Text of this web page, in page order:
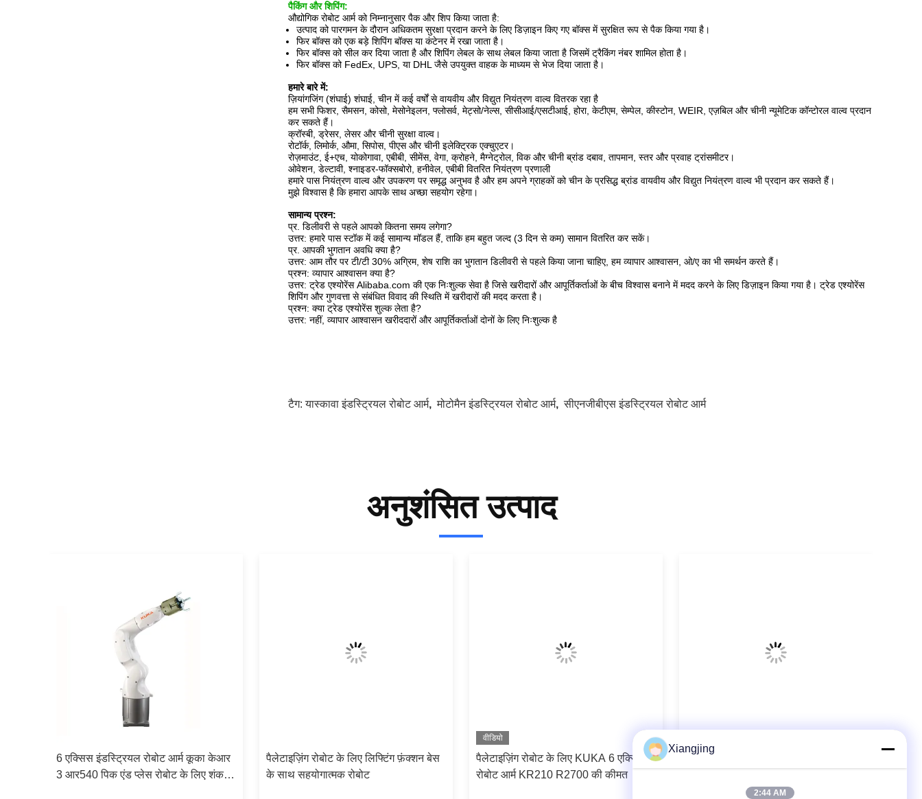
पैकिंग और शिपिंग:
औद्योगिक रोबोट आर्म को निम्नानुसार पैक और शिप किया जाता है:
उत्पाद को पारगमन के दौरान अधिकतम सुरक्षा प्रदान करने के लिए डिज़ाइन किए गए बॉक्स में सुरक्षित रूप से पैक किया गया है।
फिर बॉक्स को एक बड़े शिपिंग बॉक्स या कंटेनर में रखा जाता है।
फिर बॉक्स को सील कर दिया जाता है और शिपिंग लेबल के साथ लेबल किया जाता है जिसमें ट्रैकिंग नंबर शामिल होता है।
फिर बॉक्स को FedEx, UPS, या DHL जैसे उपयुक्त वाहक के माध्यम से भेज दिया जाता है।
हमारे बारे में:
ज़ियांगजिंग (शंघाई) शंघाई, चीन में कई वर्षों से वायवीय और विद्युत नियंत्रण वाल्व वितरक रहा है
हम सभी फिशर, सैमसन, कोसो, मेसोनेइलन, फ्लोसर्व, मेट्सो/नेल्स, सीसीआई/एसटीआई, होरा, केटीएम, सेम्पेल, कीस्टोन, WEIR, एज़बिल और चीनी न्यूमेटिक कॉन्टोरल वाल्व प्रदान
कर सकते हैं।
क्रॉस्बी, ड्रेसर, लेसर और चीनी सुरक्षा वाल्व।
रोटॉर्क, लिमोर्क, औमा, सिपोस, पीएस और चीनी इलेक्ट्रिक एक्चुएटर।
रोज़माउंट, ई+एच, योकोगावा, एबीबी, सीमेंस, वेगा, क्रोहने, मैग्नेट्रोल, विक और चीनी ब्रांड दबाव, तापमान, स्तर और प्रवाह ट्रांसमीटर।
ओवेशन, डेल्टावी, श्नाइडर-फॉक्सबोरो, हनीवेल, एबीबी वितरित नियंत्रण प्रणाली
हमारे पास नियंत्रण वाल्व और उपकरण पर समृद्ध अनुभव है और हम अपने ग्राहकों को चीन के प्रसिद्ध ब्रांड वायवीय और विद्युत नियंत्रण वाल्व भी प्रदान कर सकते हैं।
मुझे विश्वास है कि हमारा आपके साथ अच्छा सहयोग रहेगा।
सामान्य प्रश्न:
प्र. डिलीवरी से पहले आपको कितना समय लगेगा?
उत्तर: हमारे पास स्टॉक में कई सामान्य मॉडल हैं, ताकि हम बहुत जल्द (3 दिन से कम) सामान वितरित कर सकें।
प्र. आपकी भुगतान अवधि क्या है?
उत्तर: आम तौर पर टी/टी 30% अग्रिम, शेष राशि का भुगतान डिलीवरी से पहले किया जाना चाहिए, हम व्यापार आश्वासन, ओ/ए का भी समर्थन करते हैं।
प्रश्न: व्यापार आश्वासन क्या है?
उत्तर: ट्रेड एश्योरेंस Alibaba.com की एक निःशुल्क सेवा है जिसे खरीदारों और आपूर्तिकर्ताओं के बीच विश्वास बनाने में मदद करने के लिए डिज़ाइन किया गया है। ट्रेड एश्योरेंस
शिपिंग और गुणवत्ता से संबंधित विवाद की स्थिति में खरीदारों की मदद करता है।
प्रश्न: क्या ट्रेड एश्योरेंस शुल्क लेता है?
उत्तर: नहीं, व्यापार आश्वासन खरीददारों और आपूर्तिकर्ताओं दोनों के लिए निःशुल्क है
टैग:यास्कावा इंडस्ट्रियल रोबोट आर्म,मोटोमैन इंडस्ट्रियल रोबोट आर्म,सीएनजीबीएस इंडस्ट्रियल रोबोट आर्म
अनुशंसित उत्पाद
6 एक्सिस इंडस्ट्रियल रोबोट आर्म कूका केआर
3 आर540 पिक एंड प्लेस रोबोट के लिए शंक 3
पैलेटाइज़िंग रोबोट के लिए लिफ्टिंग फ़ंक्शन बेस
के साथ सहयोगात्मक रोबोट
वीडियो
पैलेटाइज़िंग रोबोट के लिए KUKA 6 एक्सिस
रोबोट आर्म KR210 R2700 की कीमत
औद्योगिक स्वचालन समाधान के रूप में यास्कावा
सीएनजीबीएस औद्योगिक रोबोट शाखा
Xiangjing
2:44 AM